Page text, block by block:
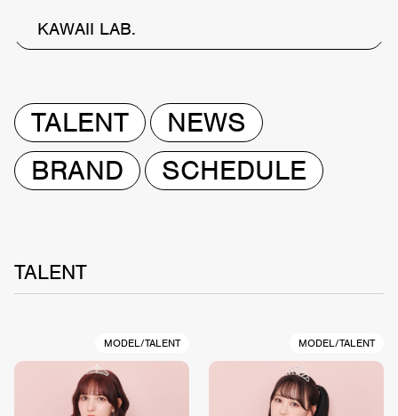
KAWAII LAB.
TALENT
NEWS
BRAND
SCHEDULE
TALENT
MODEL/TALENT MODEL/TALENT